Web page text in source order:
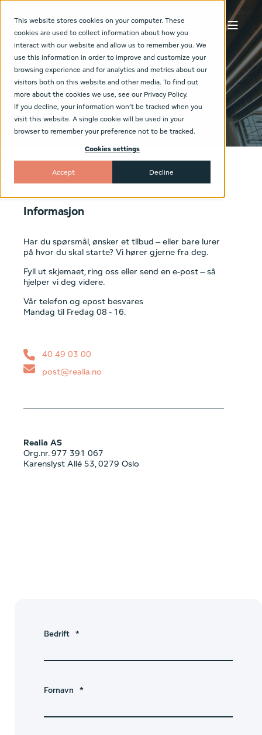
This website stores cookies on your computer. These
cookies are used to collect information about how you
interact with our website and allow us to remember you. We
use this information in order to improve and customize your
browsing experience and for analytics and metrics about our
visitors both on this website and other media. To find out
more about the cookies we use, see our Privacy Policy.
If you decline, your information won’t be tracked when you
visit this website. A single cookie will be used in your
browser to remember your preference not to be tracked.
Cookies settings
Accept Decline
Kontakt oss
Informasjon
Har du spørsmål, ønsker et tilbud – eller bare lurer
på hvor du skal starte? Vi hører gjerne fra deg.
Fyll ut skjemaet, ring oss eller send en e-post – så
hjelper vi deg videre.
Vår telefon og epost besvares
Mandag til Fredag 08 - 16.
40 49 03 00
post@realia.no
Realia AS
Org.nr. 977 391 067
Karenslyst Allé 53, 0279 Oslo
Bedrift *
Fornavn *